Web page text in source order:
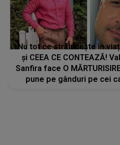
Nu tot ce strălucește în
și CEEA CE CONTEAZĂ!
Sanfira face O
pune pe gânduri pe cei